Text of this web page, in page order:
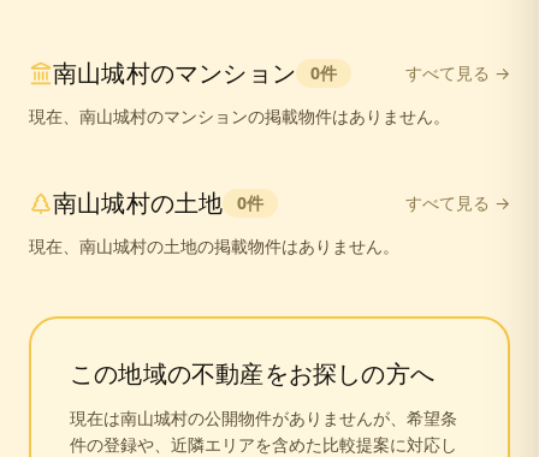
南山城村のマンション 0件
すべて見る →
現在、 南山城村のマンションの掲載物件はありません。
南山城村の土地 0件
すべて見る →
現在、 南山城村の土地の掲載物件はありません。
この地域の不動産をお探しの方へ
現在は南山城村の公開物件がありませんが、希望条
件の登録や、近隣エリアを含めた比較提案に対応し